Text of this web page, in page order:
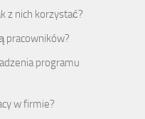
z nich korzystać?
pracowników?
programu
w firmie?